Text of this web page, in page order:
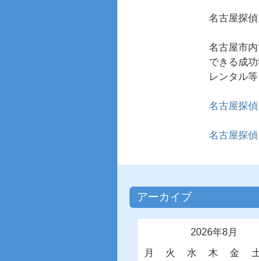
名古屋探
名古屋市
できる成
レンタル
名古屋探
名古屋探
アーカイブ
2026年8月
月
火 水 木 金